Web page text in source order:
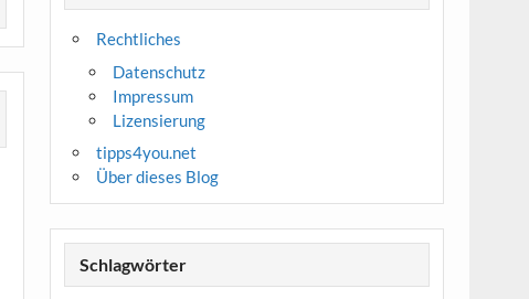
Rechtliches
Datenschutz
Impressum
Lizensierung
tipps4you.net
Über dieses Blog
Schlagwörter